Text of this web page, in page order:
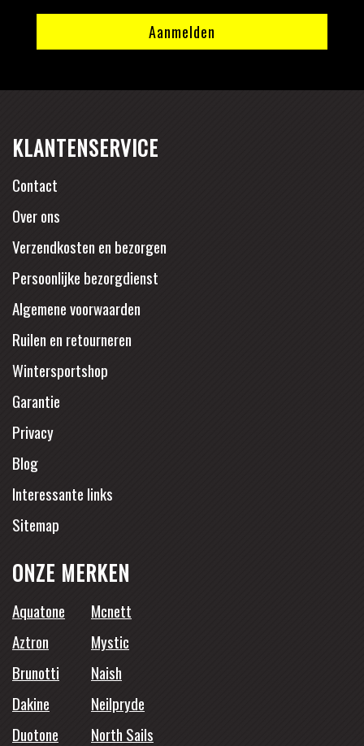
KLANTENSERVICE
Contact
Over ons
Verzendkosten en bezorgen
Persoonlijke bezorgdienst
Algemene voorwaarden
Ruilen en retourneren
Wintersportshop
Garantie
Privacy
Blog
Interessante links
Sitemap
ONZE MERKEN
Aquatone
Mcnett
Aztron
Mystic
Brunotti
Naish
Dakine
Neilpryde
Duotone
North Sails